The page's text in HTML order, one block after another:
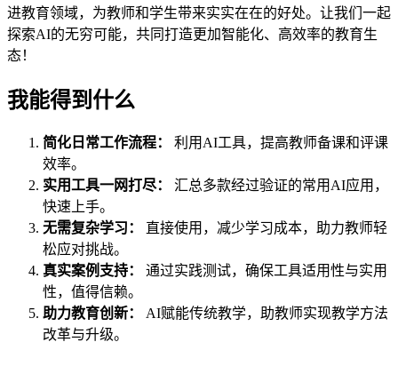
进教育领域，为教师和学生带来实实在在的好处。让我们一起
探索AI的无穷可能，共同打造更加智能化、高效率的教育生
态！
我能得到什么
简化日常工作流程：
利用AI工具，提高教师备课和评课
效率。
实用工具一网打尽：
汇总多款经过验证的常用AI应用，
快速上手。
无需复杂学习：
直接使用，减少学习成本，助力教师轻
松应对挑战。
真实案例支持：
通过实践测试，确保工具适用性与实用
性，值得信赖。
助力教育创新：
AI赋能传统教学，助教师实现教学方法
改革与升级。